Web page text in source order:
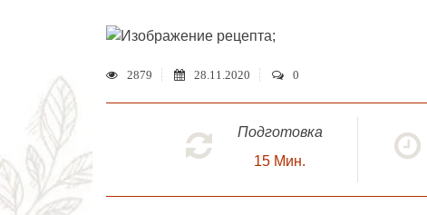
;
2879 28.11.2020 0
Подготовка
15 Мин.